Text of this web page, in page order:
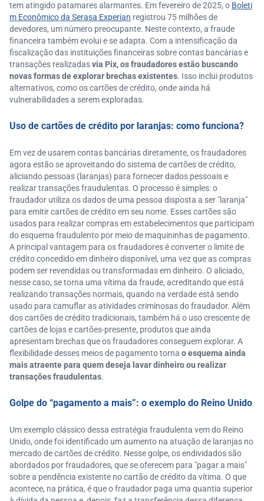
tem atingido patamares alarmantes. Em fevereiro de 2025, o Boleti
m Econômico da Serasa Experian registrou 75 milhões de
devedores, um número preocupante. Neste contexto, a fraude
financeira também evolui e se adapta. Com a intensificação da
fiscalização das instituições financeiras sobre contas bancárias e
transações realizadasvia Pix, os fraudadores estão buscando
novas formas de explorar brechas existentes. Isso inclui produtos
alternativos, como os cartões de crédito, onde ainda há
vulnerabilidades a serem exploradas.
Uso de cartões de crédito por laranjas: como funciona?
Em vez de usarem contas bancárias diretamente, os fraudadores
agora estão se aproveitando do sistema de cartões de crédito,
aliciando pessoas (laranjas) para fornecer dados pessoais e
realizar transações fraudulentas. O processo é simples: o
fraudador utiliza os dados de uma pessoa disposta a ser "laranja"
para emitir cartões de crédito em seu nome. Esses cartões são
usados para realizar compras em estabelecimentos que participam
do esquema fraudulento por meio de maquininhas de pagamento.
A principal vantagem para os fraudadores é converter o limite de
crédito concedido em dinheiro disponível, uma vez que as compras
podem ser revendidas ou transformadas em dinheiro. O aliciado,
nesse caso, se torna uma vítima da fraude, acreditando que está
realizando transações normais, quando na verdade está sendo
usado para camuflar as atividades criminosas do fraudador. Além
dos cartões de crédito tradicionais, também há o uso crescente de
cartões de lojas e cartões-presente, produtos que ainda
apresentam brechas que os fraudadores conseguem explorar. A
flexibilidade desses meios de pagamento torna o esquema ainda
mais atraente para quem deseja lavar dinheiro ou realizar
transações fraudulentas.
Golpe do “pagamento a mais”: o exemplo do Reino Unido
Um exemplo clássico dessa estratégia fraudulenta vem do Reino
Unido, onde foi identificado um aumento na atuação de laranjas no
mercado de cartões de crédito. Nesse golpe, os endividados são
abordados por fraudadores, que se oferecem para "pagar a mais"
sobre a pendência existente no cartão de crédito da vítima. O que
acontece, na prática, é que o fraudador paga uma quantia superior